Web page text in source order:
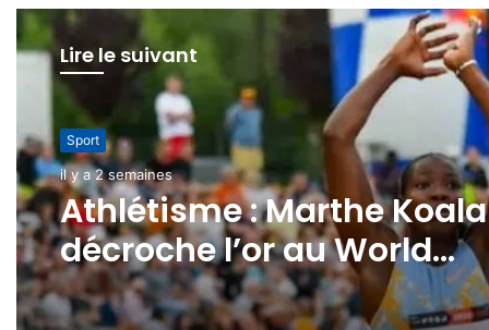
Lire le suivant
International
il y a 2 semaines
CAN 2032: l’AES